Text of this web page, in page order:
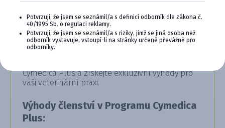
CYMEDICA PLUS: VĚRNOST, KTERÁ
SE VYPLÁCÍ
Cymedica Plus a získejte exkluzivní výhody pro
vaši veterinární praxi.
Výhody členství v Programu Cymedica
Plus:
Potvrzuji, že jsem se seznámil/a s definicí odborník dle zákona č.
40/1995 Sb. o regulaci reklamy.
Potvrzuji, že jsem se seznámil/a s riziky, jimž se jiná osoba než
odborník vystavuje, vstoupí-li na stránky určené převážně pro
odborníky.